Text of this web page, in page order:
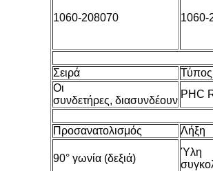
1060-208070 1060-
Σειρά
Οι
συνδετήρες, διασυνδέουν
PHC
Προσανατολισμός Λήξη
90° γωνία (δεξιά)
Ύλη